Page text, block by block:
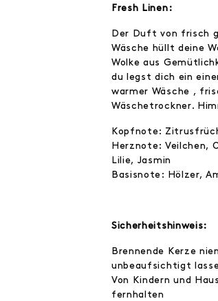
Fresh Linen:
Der Duft von frisch
Wäsche hüllt deine
Wolke aus
du legst dich ein
warmer Wäsche ,
Wäschetrockner.
Kopfnote:
Herznote: Veilchen,
Lilie, Jasmin
Basisnote: Hölzer,
Sicherheitshinweis:
Brennende Kerze
unbeaufsichtigt
Von Kindern und
fernhalten